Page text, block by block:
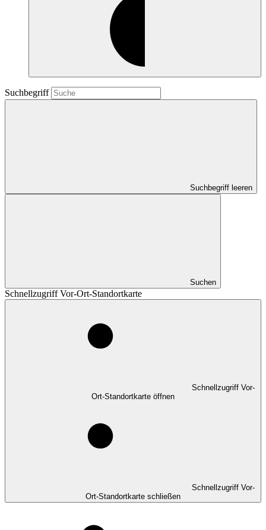
Suchbegriff
Suchbegriff leeren
Suchen
Schnellzugriff Vor-Ort-Standortkarte
Schnellzugriff Vor-
Ort-Standortkarte öffnen
Schnellzugriff Vor-
Ort-Standortkarte schließen